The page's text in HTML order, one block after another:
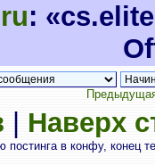
:
Наверх
постинга в конфу, конец